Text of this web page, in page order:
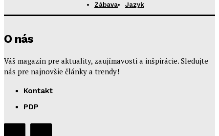
Zábava
Jazyk
O nás
Váš magazín pre aktuality, zaujímavosti a inšpirácie. Sledujte
nás pre najnovšie články a trendy!
Kontakt
PDP